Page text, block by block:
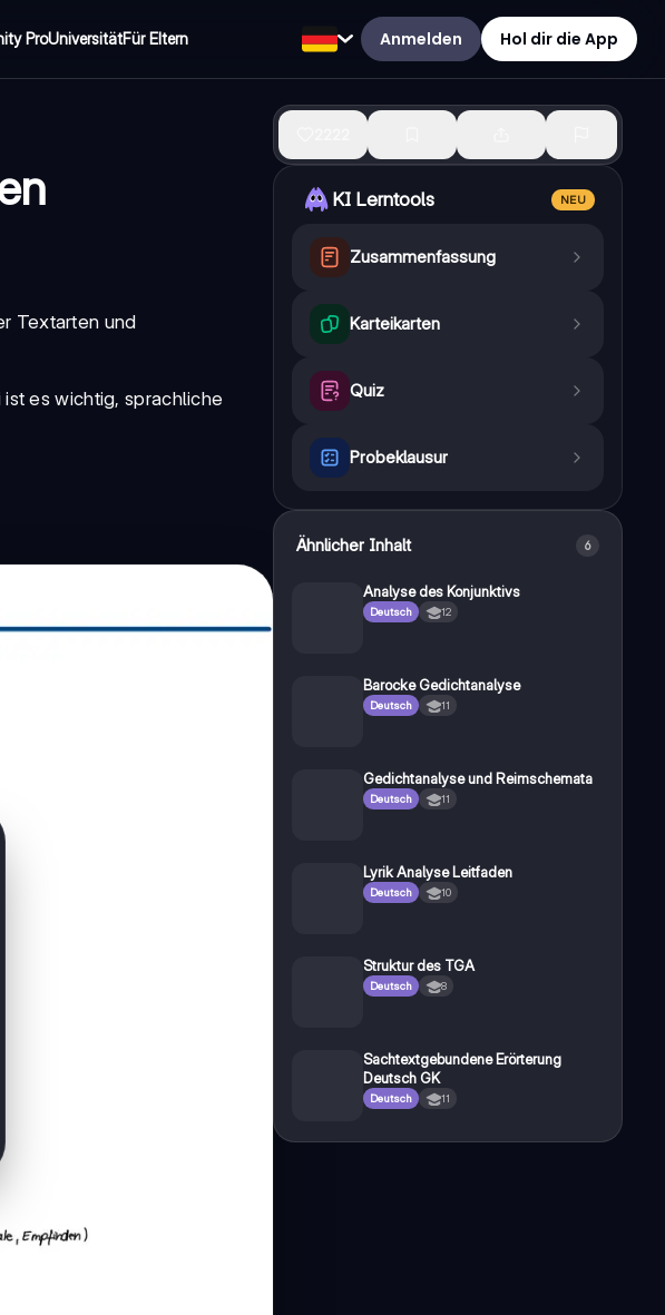
ProUniversitätFür Eltern Anmelden Hol dir die App
Textarten und
ist es wichtig,sprachliche
KI Lerntools NEU
Zusammenfassung
Karteikarten
Quiz
Probeklausur
Ähnlicher Inhalt 6
Analyse des Konjunktivs
Deutsch 12
Barocke Gedichtanalyse
Deutsch 11
Gedichtanalyse und Reimschemata
Deutsch 11
Lyrik Analyse Leitfaden
Deutsch 10
Struktur des TGA
Deutsch 8
Sachtextgebundene Erörterung
Deutsch GK
Deutsch 11